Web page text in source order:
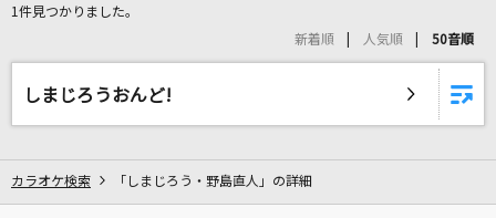
リアルタイムで歌われている曲の一覧
椎名林檎
1件見つかりました。
新着順 人気順 50音順
しまじろうおんど!
カラオケ検索 「しまじろう・野島直人」の詳細